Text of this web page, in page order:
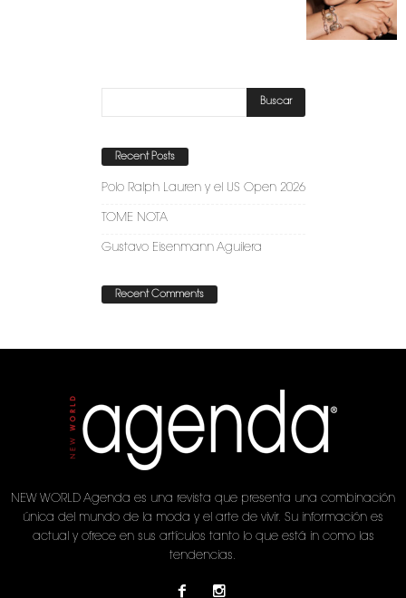
Recent Posts
Polo Ralph Lauren y el US Open 2026
TOME NOTA
Gustavo Eisenmann Aguilera
Recent Comments
NEW WORLD Agenda es una revista que presenta una combinación
única del mundo de la moda y el arte de vivir. Su información es
actual y ofrece en sus artículos tanto lo que está in como las
tendencias.